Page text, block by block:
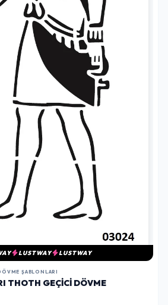
LUSTWAY LUSTWAY
ŞABLONLARI
THOTH GEÇICI DÖVME